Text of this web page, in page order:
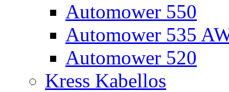
Automower 550
Automower 535
Automower 520
Kress Kabellos